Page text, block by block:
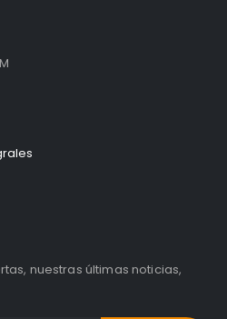
nuestras últimas noticias,